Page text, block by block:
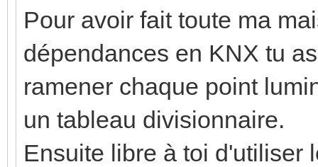
Pour avoir fait toute ma
dépendances en KNX tu
ramener chaque point
un tableau divisionnaire.
Ensuite libre à toi d'utiliser